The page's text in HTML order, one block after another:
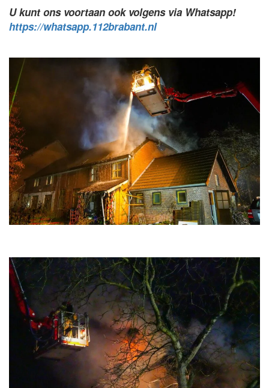
U kunt ons voortaan ook volgens via Whatsapp!
https://whatsapp.112brabant.nl